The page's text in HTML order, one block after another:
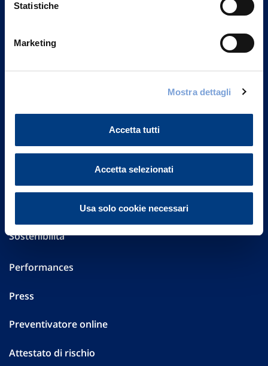
Statistiche
Marketing
Mostra dettagli
Accetta tutti
Accetta selezionati
Usa solo cookie necessari
Vittoria Assicurazioni S.p.A.
Governance
Altre informazioni
Sostenibilità
Performances
Press
Preventivatore online
Attestato di rischio